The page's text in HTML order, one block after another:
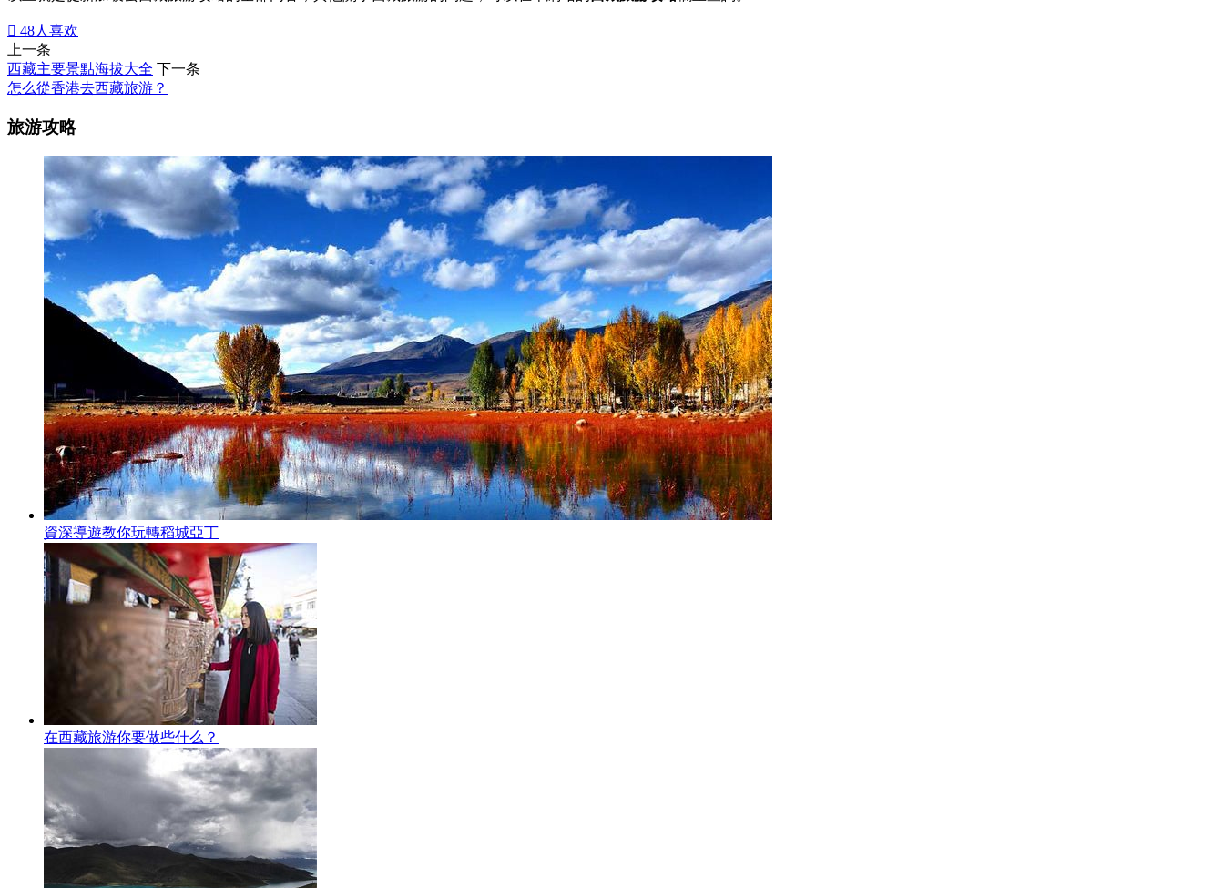
 48人喜欢
上一条
西藏主要景點海拔大全 下一条
怎么從香港去西藏旅游？
旅游攻略
資深導遊教你玩轉稻城亞丁
在西藏旅游你要做些什么？